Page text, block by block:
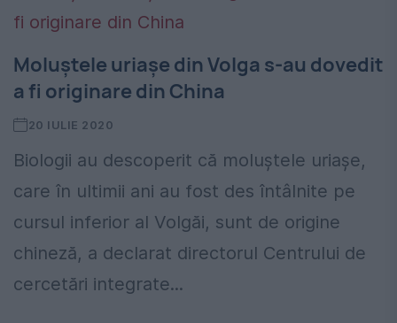
Moluştele uriaşe din Volga s-au dovedit
a fi originare din China
20 IULIE 2020
Biologii au descoperit că moluştele uriaşe,
care în ultimii ani au fost des întâlnite pe
cursul inferior al Volgăi, sunt de origine
chineză, a declarat directorul Centrului de
cercetări integrate...